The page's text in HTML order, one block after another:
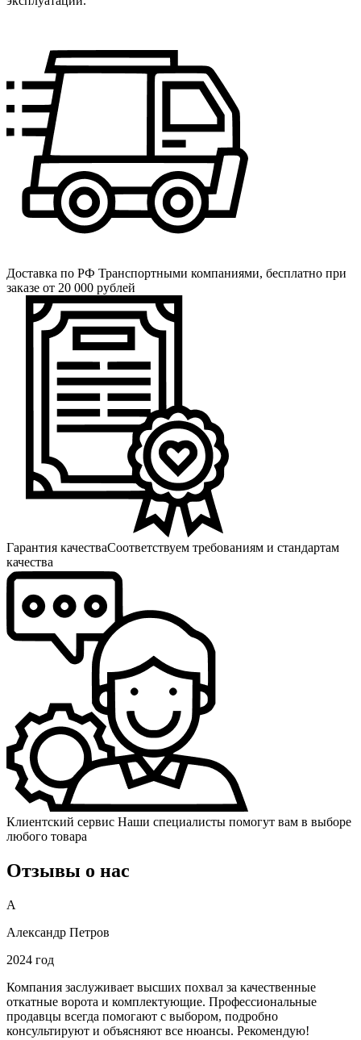
Доставка по РФ Транспортными компаниями, бесплатно при
заказе от 20 000 рублей
Гарантия качестваСоответствуем требованиям и стандартам
качества
Клиентский сервис Наши специалисты помогут вам в выборе
любого товара
Отзывы о нас
А
Александр Петров
2024 год
Компания заслуживает высших похвал за качественные
откатные ворота и комплектующие. Профессиональные
продавцы всегда помогают с выбором, подробно
консультируют и объясняют все нюансы. Рекомендую!